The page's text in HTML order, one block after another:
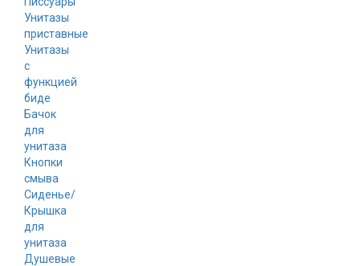
Унитазы
приставные
Унитазы
с
функцией
биде
Бачок
для
унитаза
Кнопки
смыва
Сиденье/
Крышка
для
унитаза
Душевые